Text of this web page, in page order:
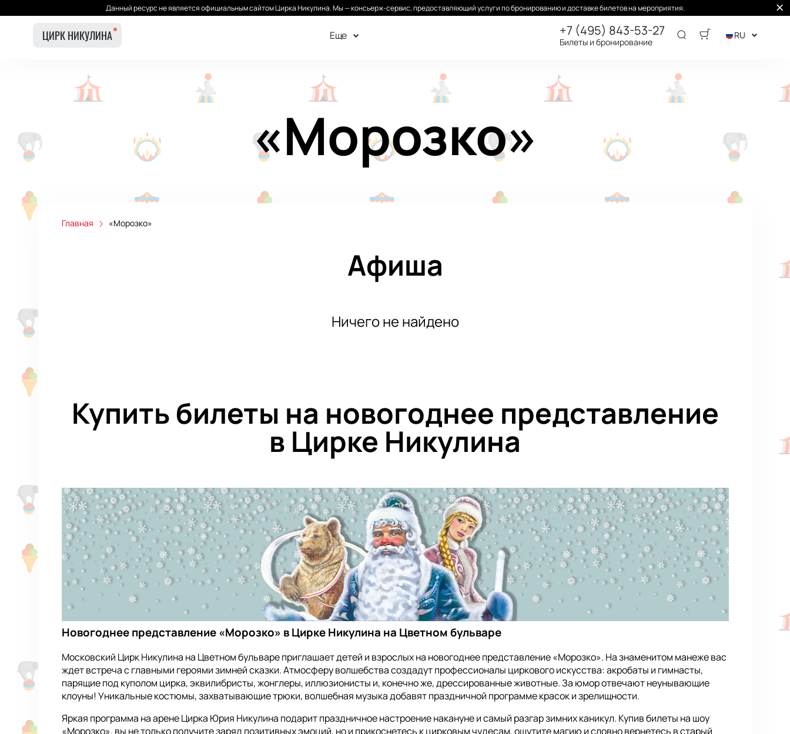
Данный ресурс не является официальным сайтом Цирка Никулина. Мы — консьерж-сервис, предоставляющий услуги по бронированию и доставке билетов на мероприятия.
ЦИРК НИКУЛИНА Еще +7 (495) 843-53-27
Билеты и бронирование
RU
«Морозко»
Главная «Морозко»
Афиша
Ничего не найдено
Купить билеты на новогоднее представление
в Цирке Никулина
Новогоднее представление «Морозко» в Цирке Никулина на Цветном бульваре
Московский Цирк Никулина на Цветном бульваре приглашает детей и взрослых на новогоднее представление «Морозко». На знаменитом манеже вас
ждет встреча с главными героями зимней сказки. Атмосферу волшебства создадут профессионалы циркового искусства: акробаты и гимнасты,
парящие под куполом цирка, эквилибристы, жонглеры, иллюзионисты и, конечно же, дрессированные животные. За юмор отвечают неунывающие
клоуны! Уникальные костюмы, захватывающие трюки, волшебная музыка добавят праздничной программе красок и зрелищности.
Яркая программа на арене Цирка Юрия Никулина подарит праздничное настроение накануне и самый разгар зимних каникул. Купив билеты на шоу
«Морозко», вы не только получите заряд позитивных эмоций, но и прикоснетесь к цирковым чудесам, ощутите магию и словно вернетесь в старый